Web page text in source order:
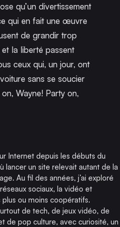
qu’un divertissement
qui en fait une œuvre
de grandir trop
et la liberté passent
ceux qui, un jour, ont
sans se soucier
Wayne! Party on,
Internet depuis les débuts du
lancer un site relevait autant de la
Au fil des années, j’ai exploré
sociaux, la vidéo et
ou moins coopératifs.
de tech, de jeux vidéo, de
de pop culture, avec curiosité, un